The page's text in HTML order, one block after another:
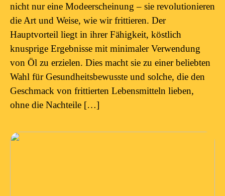
nicht nur eine Modeerscheinung – sie revolutionieren
die Art und Weise, wie wir frittieren. Der
Hauptvorteil liegt in ihrer Fähigkeit, köstlich
knusprige Ergebnisse mit minimaler Verwendung
von Öl zu erzielen. Dies macht sie zu einer beliebten
Wahl für Gesundheitsbewusste und solche, die den
Geschmack von frittierten Lebensmitteln lieben,
ohne die Nachteile […]